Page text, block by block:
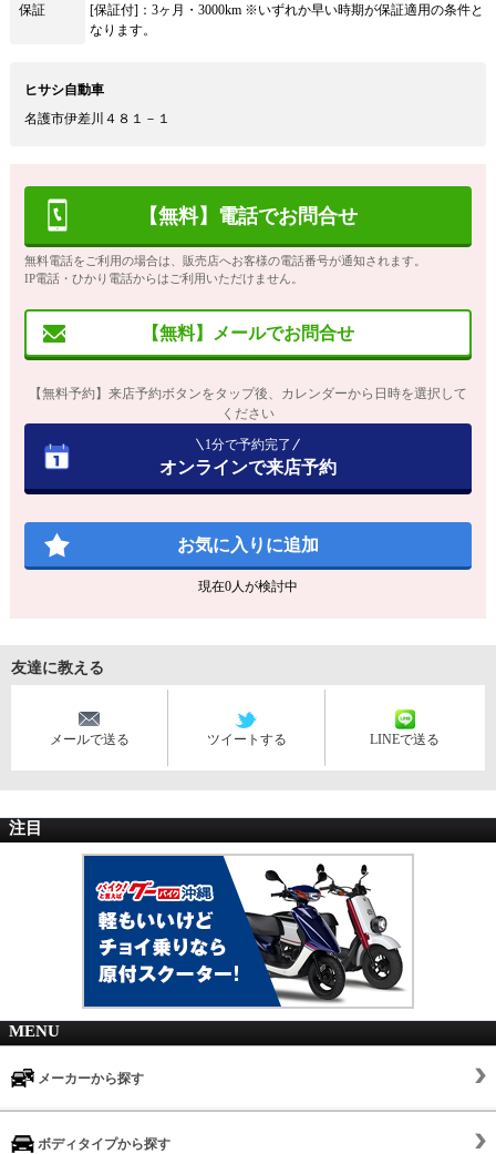
保証
[保証付]：3ヶ月・3000km ※いずれか早い時期が保証適用の条件と
なります。
ヒサシ自動車
名護市伊差川４８１－１
【無料】電話でお問合せ
無料電話をご利用の場合は、販売店へお客様の電話番号が通知されます。
IP電話・ひかり電話からはご利用いただけません。
【無料】メールでお問合せ
【無料予約】来店予約ボタンをタップ後、カレンダーから日時を選択して
ください
1分で予約完了
オンラインで来店予約
お気に入りに追加
現在0人が検討中
友達に教える
メールで送る ツイートする LINEで送る
注目
MENU
メーカーから探す
ボディタイプから探す